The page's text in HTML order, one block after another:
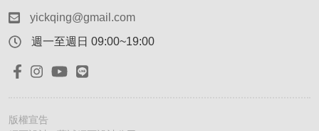
yickqing@gmail.com
週一至週日 09:00~19:00
版權宣告